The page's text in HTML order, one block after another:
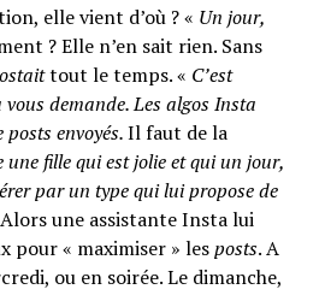
elle vient d’où ? « Un jour,
? Elle n’en sait rien. Sans
tout le temps. « C’est
vous demande. Les algos Insta
envoyés.Il faut de la
une fille qui est jolie et qui un jour,
par un type qui lui propose de
Alors une assistante Insta lui
pour « maximiser » lesposts. A
ou en soirée. Le dimanche,